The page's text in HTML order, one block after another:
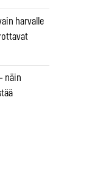
harvalle
näin